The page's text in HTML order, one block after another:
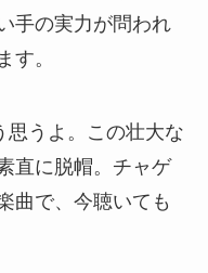
手の実力が問われ
す。
思うよ。この壮大な
直に脱帽。チャゲ
曲で、今聴いても